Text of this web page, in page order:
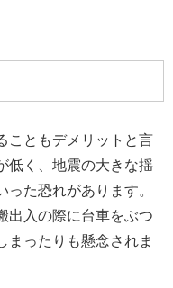
こともデメリットと言
低く、地震の大きな揺
た恐れがあります。
出入の際に台車をぶつ
まったりも懸念されま